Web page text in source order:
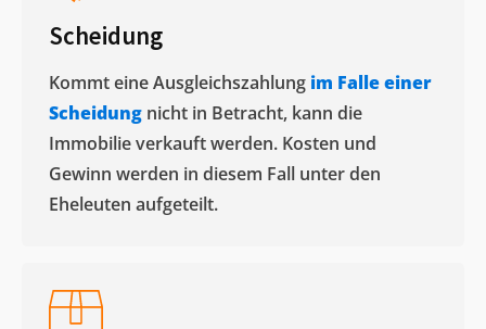
Scheidung
Kommt eine Ausgleichszahlung im Falle einer
Scheidung nicht in Betracht, kann die
Immobilie verkauft werden. Kosten und
Gewinn werden in diesem Fall unter den
Eheleuten aufgeteilt.​